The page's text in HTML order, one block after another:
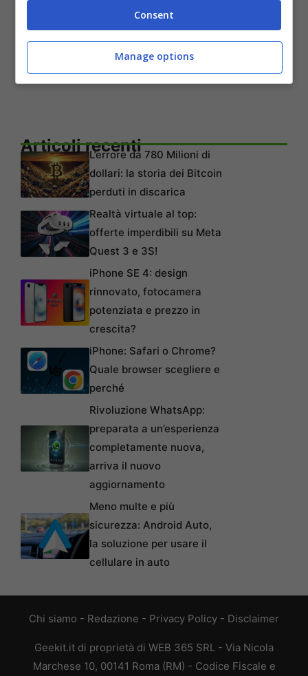
2600+ al prezzo di € 29,99.
Per maggiori informazioni su Atari 2600+
visita:https://link.atari.com/2600
Articoli recentiL’errore da 780 Milioni di
dollari: la storia dei Bitcoin
perduti in discarica
Realtà virtuale al top:
offerte imperdibili su Meta
Quest 3 e 3S!
iPhone SE 4: design
rinnovato, fotocamera
potenziata e prezzo in
crescita?
iPhone: Safari o Chrome?
Quale browser scegliere e
perché
Rivoluzione WhatsApp:
preparata a un’esperienza
completamente nuova,
arriva il nuovo
aggiornamento
Meno multe e più
sicurezza: Android Auto,
la soluzione per usare il
cellulare in auto
Chi siamo - Redazione - Privacy Policy - Disclaimer
Geekit.it di proprietà di WEB 365 SRL - Via Nicola
Marchese 10, 00141 Roma (RM) - Codice Fiscale e
Consent
Manage options